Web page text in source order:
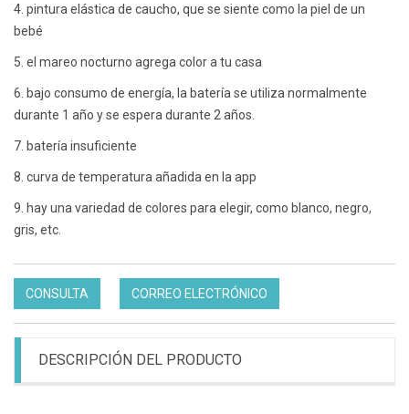
4. pintura elástica de caucho, que se siente como la piel de un
bebé
5. el mareo nocturno agrega color a tu casa
6. bajo consumo de energía, la batería se utiliza normalmente
durante 1 año y se espera durante 2 años.
7. batería insuficiente
8. curva de temperatura añadida en la app
9. hay una variedad de colores para elegir, como blanco, negro,
gris, etc.
CONSULTA CORREO ELECTRÓNICO
DESCRIPCIÓN DEL PRODUCTO